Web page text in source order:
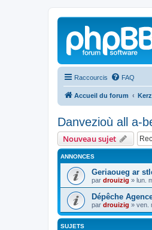
Raccourcis FAQ
Accueil du forum
Danvezioù all a-
Nouveau sujet
ANNONCES
Geriaoueg ar
par drouizig » lun.
Dépêche
par drouizig » ven.
SUJETS